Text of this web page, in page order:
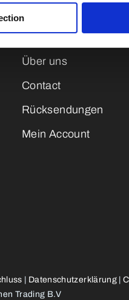
KUNDENSERVICE
Über uns
Contact
Rücksendungen
Mein Account
Datenschutzerklärung |
Trading B.V